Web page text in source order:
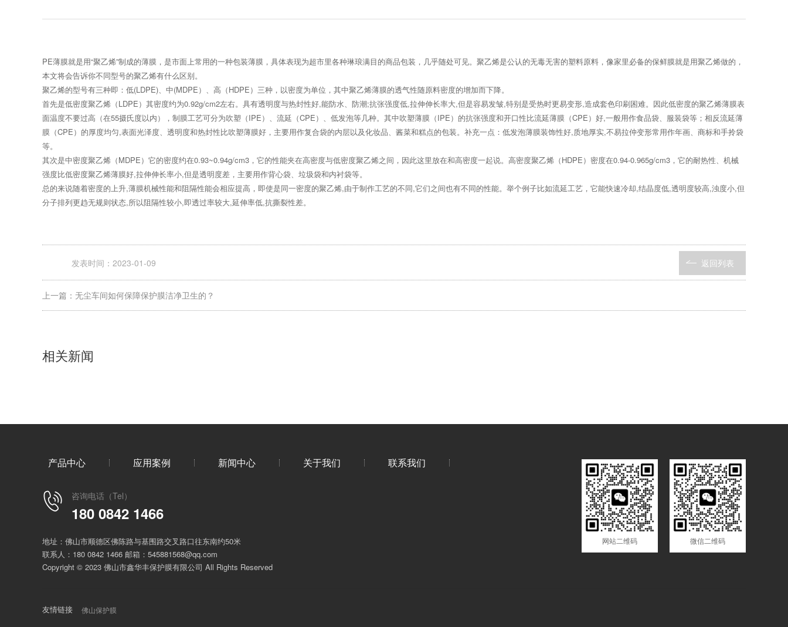
PE薄膜就是用“聚乙烯”制成的薄膜，是市面上常用的一种包装薄膜，具体表现为超市里各种琳琅满目的商品包装，几乎随处可见。聚乙烯是公认的无毒无害的塑料原料，像家里必备的保鲜膜就是用聚乙烯做的，
本文将会告诉你不同型号的聚乙烯有什么区别。
聚乙烯的型号有三种即：低(LDPE)、中(MDPE）、高（HDPE）三种，以密度为单位，其中聚乙烯薄膜的透气性随原料密度的增加而下降。
首先是低密度聚乙烯（LDPE）其密度约为0.92g/cm2左右。具有透明度与热封性好,能防水、防潮;抗张强度低,拉伸伸长率大,但是容易发皱,特别是受热时更易变形,造成套色印刷困难。因此低密度的聚乙烯薄膜表
面温度不要过高（在55摄氏度以内），制膜工艺可分为吹塑（IPE）、流延（CPE）、低发泡等几种。其中吹塑薄膜（IPE）的抗张强度和开口性比流延薄膜（CPE）好,一般用作食品袋、服装袋等；相反流延薄
膜（CPE）的厚度均匀,表面光泽度、透明度和热封性比吹塑薄膜好，主要用作复合袋的内层以及化妆品、酱菜和糕点的包装。补充一点：低发泡薄膜装饰性好,质地厚实,不易拉仲变形常用作年画、商标和手拎袋
等。
其次是中密度聚乙烯（MDPE）它的密度约在0.93~0.94g/cm3，它的性能夹在高密度与低密度聚乙烯之间，因此这里放在和高密度一起说。高密度聚乙烯（HDPE）密度在0.94-0.965g/cm3，它的耐热性、机械
强度比低密度聚乙烯薄膜好,拉伸伸长率小,但是透明度差，主要用作背心袋、垃圾袋和内衬袋等。
总的来说随着密度的上升,薄膜机械性能和阻隔性能会相应提高，即使是同一密度的聚乙烯,由于制作工艺的不同,它们之间也有不同的性能。举个例子比如流延工艺，它能快速冷却,结晶度低,透明度较高,浊度小,但
分子排列更趋无规则状态,所以阻隔性较小,即透过率较大,延伸率低,抗撕裂性差。
发表时间：2023-01-09 返回列表
上一篇：无尘车间如何保障保护膜洁净卫生的？
相关新闻
产品中心 应用案例 新闻中心 关于我们 联系我们
咨询电话（Tel）
180 0842 1466
地址：佛山市顺德区佛陈路与基围路交叉路口往东南约50米
联系人：180 0842 1466 邮箱：545881568@qq.com
Copyright © 2023 佛山市鑫华丰保护膜有限公司 All Rights Reserved
网站二维码 微信二维码
友情链接 佛山保护膜